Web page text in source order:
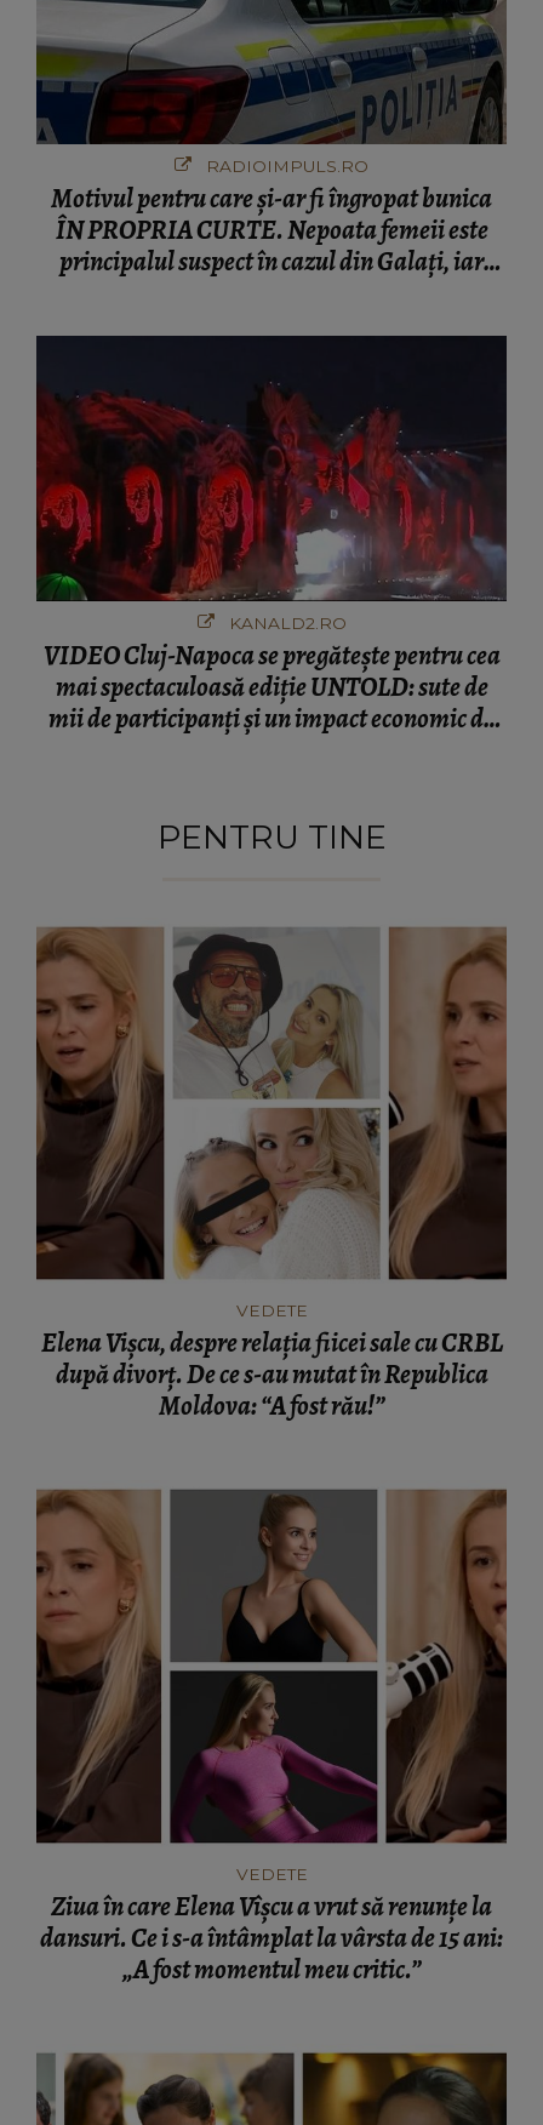
RADIOIMPULS.RO
Motivul pentru care și-ar fi îngropat bunica
ÎN PROPRIA CURTE. Nepoata femeii este
principalul suspect în cazul din Galați, iar
KANALD2.RO
VIDEO Cluj-Napoca se pregătește pentru cea
mai spectaculoasă ediție UNTOLD: sute de
mii de participanți și un impact economic de
PENTRU TINE
VEDETE
Elena Vișcu, despre relația fiicei sale cu CRBL
după divorț. De ce s-au mutat în Republica
Moldova: “A fost rău!”
VEDETE
Ziua în care Elena Vîșcu a vrut să renunțe la
dansuri. Ce i s-a întâmplat la vârsta de 15 ani:
„A fost momentul meu critic.”